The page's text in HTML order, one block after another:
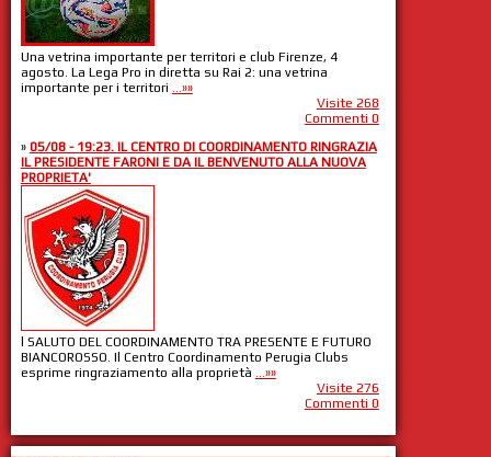
Una vetrina importante per territori e club Firenze, 4
agosto. La Lega Pro in diretta su Rai 2: una vetrina
importante per i territori ...»»
Visite 268
Commenti 0
» 05/08 - 19:23. IL CENTRO DI COORDINAMENTO RINGRAZIA
IL PRESIDENTE FARONI E DA IL BENVENUTO ALLA NUOVA
PROPRIETA'
l SALUTO DEL COORDINAMENTO TRA PRESENTE E FUTURO
BIANCOROSSO. Il Centro Coordinamento Perugia Clubs
esprime ringraziamento alla proprietà ...»»
Visite 276
Commenti 0